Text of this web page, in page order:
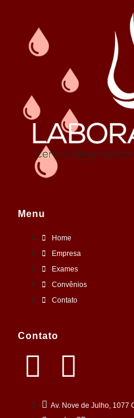
Menu
Home
Empresa
Exames
Convênios
Contato
Contato
Av. Nove de Julho, 1077